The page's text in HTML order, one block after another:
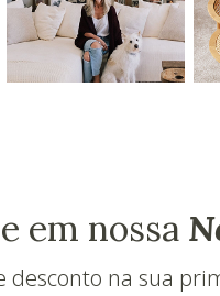
em nossa
desconto na sua